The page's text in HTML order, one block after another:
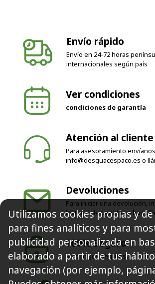
Envío en 24-72 horas
internacionales según país
condiciones de garantía
Para asesoramiento envíanos
info@desguacespaco.es o
Para iniciar una devolución,
historial de pedidos o
100% Seguro
Solo pagos seguros
Síguenos
Utilizamos cookies propias y
para fines analíticos y para
publicidad personalizada en
elaborado a partir de tus
navegación (por ejemplo,